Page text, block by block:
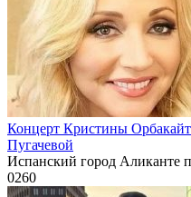
Концерт Кристины
Пугачевой
Испанский город Аликанте
0260